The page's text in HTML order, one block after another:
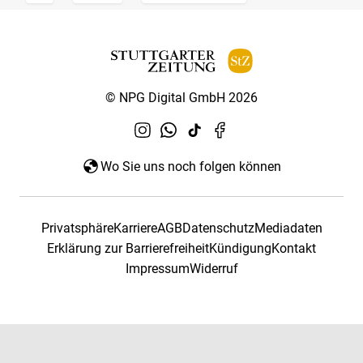
© NPG Digital GmbH 2026
Wo Sie uns noch folgen können
PrivatsphäreKarriereAGBDatenschutzMediadaten
Erklärung zur BarrierefreiheitKündigungKontakt
ImpressumWiderruf